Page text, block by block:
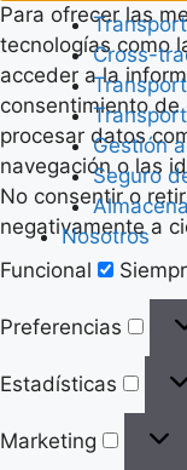
Para ofrecer las
tecnologías como
acceder a la
consentimiento
procesar datos
navegación o las
No consentir o
negativamente a
Funcional
Preferencias
Estadísticas
Marketing
Cross-
Gestión
Seguro
Nosotros